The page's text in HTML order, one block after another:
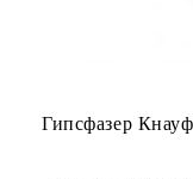
Гипсфазер